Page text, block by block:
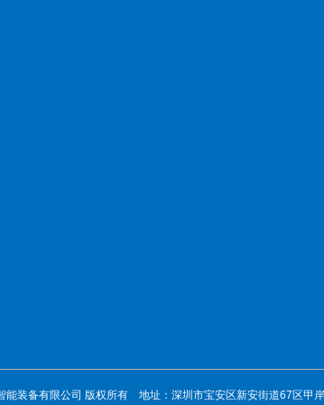
能装备有限公司 版权所有 地址：深圳市宝安区新安街道67区甲